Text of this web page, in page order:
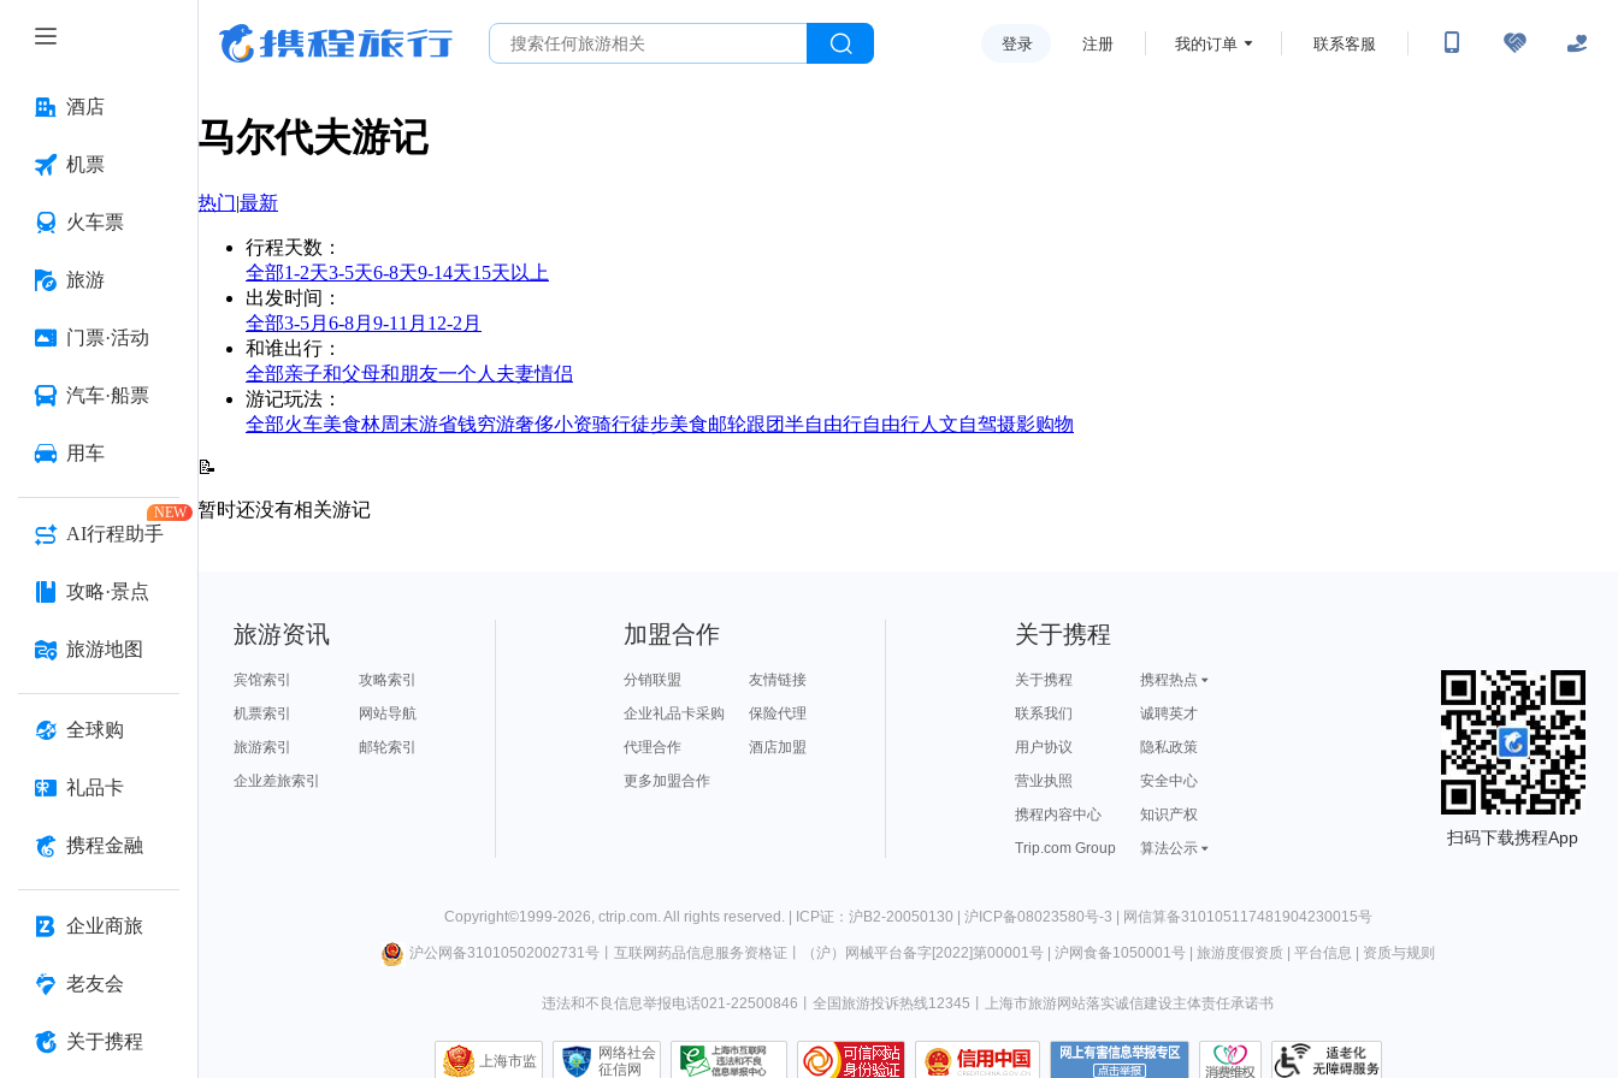
酒店
机票
火车票
旅游
门票·活动
汽车·船票
用车
AI行程助手
NEW
攻略·景点
旅游地图
全球购
礼品卡
携程金融
企业商旅
老友会
关于携程
登录 注册 我的订单 联系客服
马尔代夫游记
热门|最新
行程天数 ：
全部1-2天3-5天6-8天9-14天15天以上
出发时间 ：
全部3-5月 6-8月 9-11月 12-2月
和谁出行 ：
全部亲子和父母和朋友一个人 夫妻情侣
游记玩法 ：
全部火车美食林周末游省钱穷游奢侈小资骑行徒步美食邮轮跟团半自由行自由行人文自驾摄影购物
📝
暂时还没有相关游记
旅游资讯
宾馆索引
攻略索引
机票索引
网站导航
旅游索引
邮轮索引
企业差旅索引
加盟合作
分销联盟
友情链接
企业礼品卡采购
保险代理
代理合作
酒店加盟
更多加盟合作
关于携程
关于携程
携程热点
联系我们
诚聘英才
用户协议
隐私政策
营业执照
安全中心
携程内容中心
知识产权
Trip.com Group
算法公示
扫码下载携程App
Copyright©1999-2026, ctrip.com. All rights reserved. | ICP证：沪B2-20050130 | 沪ICP备08023580号-3 | 网信算备310105117481904230015号
沪公网备31010502002731号丨 互联网药品信息服务资格证 （沪）网械平台备字[2022]第00001号| 沪网食备1050001号| 旅游度假资质| 平台信息 资质与规则
违法和不良信息举报电话021-22500846 全国旅游投诉热线12345 上海市旅游网站落实诚信建设主体责任承诺书
上海市监
网络社会
征信网